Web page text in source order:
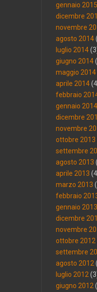
gennaio 2015
dicembre
novembre
agosto 2014
luglio 2014
giugno 2014
maggio 2014
aprile 2014
febbraio
gennaio 2014
dicembre
novembre
ottobre 2013
settembre
agosto 2013
aprile 2013
marzo 2013
febbraio
gennaio 2013
dicembre
novembre
ottobre 2012
settembre
agosto 2012
luglio 2012
giugno 2012